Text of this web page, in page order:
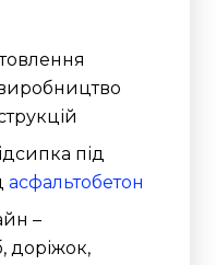
під
асфальтобетон
–
доріжок,